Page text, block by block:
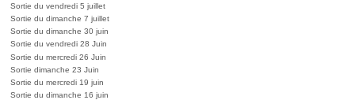
Sortie du vendredi 5 juillet
Sortie du dimanche 7 juillet
Sortie du dimanche 30 juin
Sortie du vendredi 28 Juin
Sortie du mercredi 26 Juin
Sortie dimanche 23 Juin
Sortie du mercredi 19 juin
Sortie du dimanche 16 juin